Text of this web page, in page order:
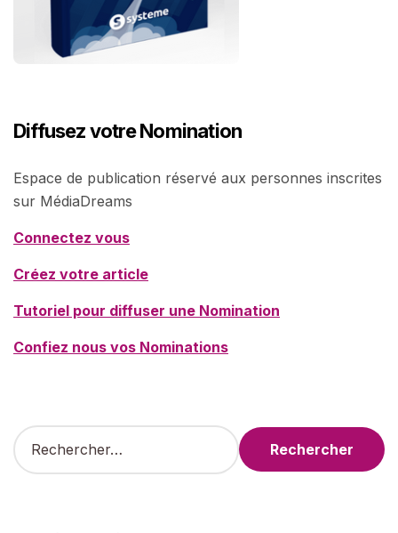
Diffusez votre Nomination
Espace de publication réservé aux personnes inscrites
sur MédiaDreams
Connectez vous
Créez votre article
Tutoriel pour diffuser une Nomination
Confiez nous vos Nominations
R
e